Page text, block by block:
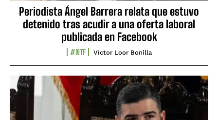
Periodista Ángel Barrera relata que estuvo
detenido tras acudir a una oferta laboral
publicada en Facebook
#NTF Víctor Loor Bonilla